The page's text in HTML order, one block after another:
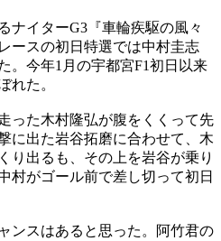
イターG3『車輪疾駆の風々
ースの初日特選では中村圭志
。今年1月の宇都宮F1初日以来
れた。
った木村隆弘が腹をくくって先
に出た岩谷拓磨に合わせて、木
り出るも、その上を岩谷が乗り
村がゴール前で差し切って初日
ンスはあると思った。阿竹君の